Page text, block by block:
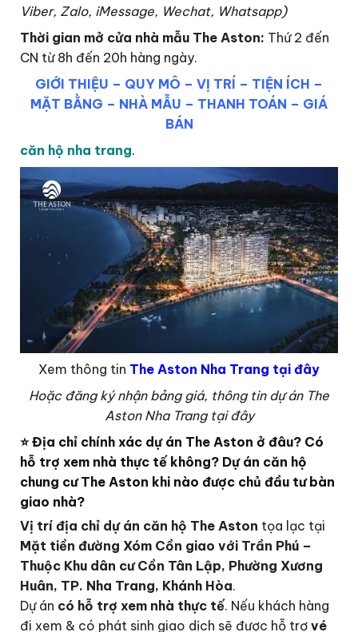
Viber, Zalo, iMessage, Wechat, Whatsapp)
Thời gian mở cửa nhà mẫu The Aston: Thứ 2 đến
CN từ 8h đến 20h hàng ngày.
GIỚI THIỆU – QUY MÔ – VỊ TRÍ – TIỆN ÍCH –
MẶT BẰNG – NHÀ MẪU – THANH TOÁN – GIÁ
BÁN
căn hộ nha trang.
Xem thông tin The Aston Nha Trang tại đây
Hoặc đăng ký nhận bảng giá, thông tin dự án The
Aston Nha Trang tại đây
⭐ Địa chỉ chính xác dự án The Aston ở đâu? Có
hỗ trợ xem nhà thực tế không? Dự án căn hộ
chung cư The Aston khi nào được chủ đầu tư bàn
giao nhà?
Vị trí địa chỉ dự án căn hộ The Aston tọa lạc tại
Mặt tiền đường Xóm Cồn giao với Trần Phú –
Thuộc Khu dân cư Cồn Tân Lập, Phường Xương
Huân, TP. Nha Trang, Khánh Hòa.
Dự án có hỗ trợ xem nhà thực tế. Nếu khách hàng
đi xem & có phát sinh giao dịch sẽ được hỗ trợ vé